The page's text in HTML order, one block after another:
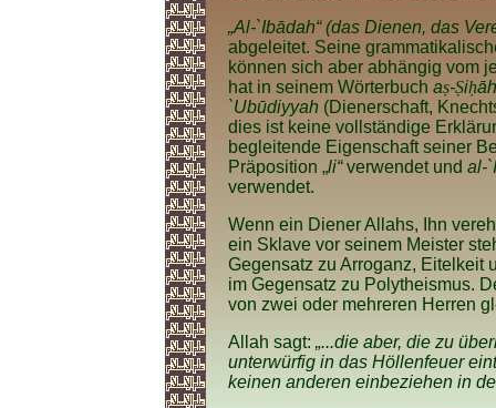
„Al-`Ibādah“ (das Dienen, das
abgeleitet. Seine
können sich aber abhängig vom
hat in seinem Wörterbuch aṣ-Ṣiḥ
`Ubūdiyyah (Dienerschaft,
dies ist keine vollständige
begleitende Eigenschaft seiner
Präposition „li“verwendet und al-
verwendet.
Wenn ein Diener Allahs, Ihn
ein Sklave vor seinem Meister
Gegensatz zu Arroganz, Eitelkeit
im Gegensatz zu Polytheismus.
von zwei oder mehreren Herren
Allah sagt: „...die aber, die zu
unterwürfig in das Höllenfeuer
keinen anderen einbeziehen in